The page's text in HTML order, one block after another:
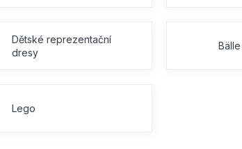
Dětské reprezentační
dresy
Bälle
Lego